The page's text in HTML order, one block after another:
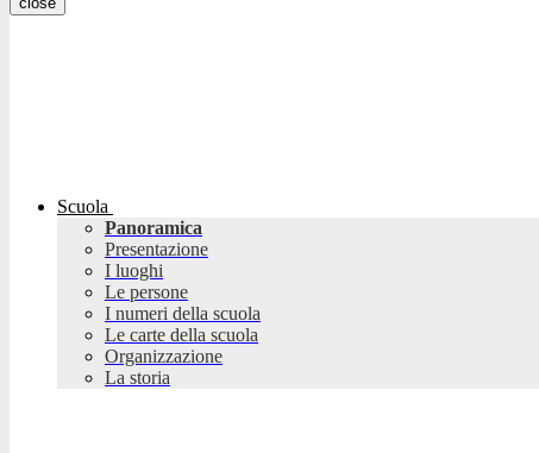
Scuola
Panoramica
Presentazione
I luoghi
Le persone
I numeri della scuola
Le carte della scuola
Organizzazione
La storia